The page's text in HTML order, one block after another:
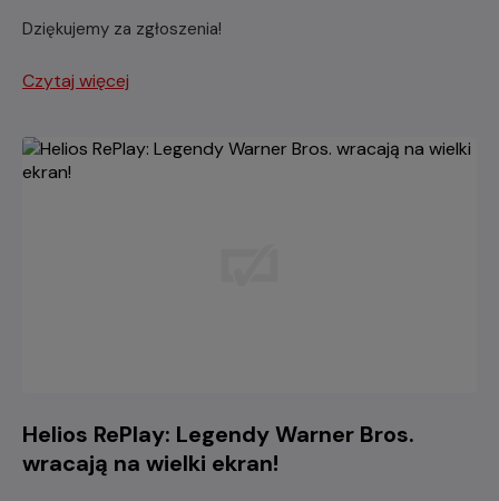
Dziękujemy za zgłoszenia!
Czytaj więcej
Helios RePlay: Legendy Warner Bros.
wracają na wielki ekran!